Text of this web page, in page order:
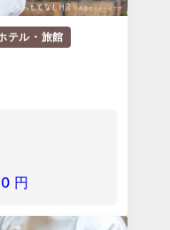
テル・旅館
円